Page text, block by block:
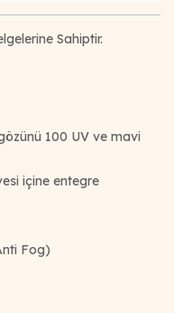
Sahiptir.
100 UV ve mavi
içine entegre
Fog)